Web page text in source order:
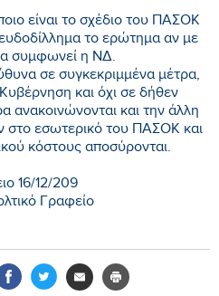
είναι το σχέδιο του ΠΑΣΟΚ
το ερώτημα αν με
συμφωνεί η ΝΔ.
σε συγκεκριμμένα μέτρα,
και όχι σε δήθεν
ανακοινώνονται και την άλλη
στο εσωτερικό του ΠΑΣΟΚ και
κόστους αποσύρονται.
16/12/209
Γραφείο